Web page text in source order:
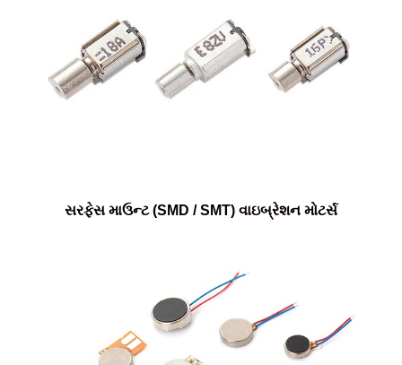
સરફેસ માઉન્ટ (SMD / SMT) વાઇબ્રેશન મોટર્સ